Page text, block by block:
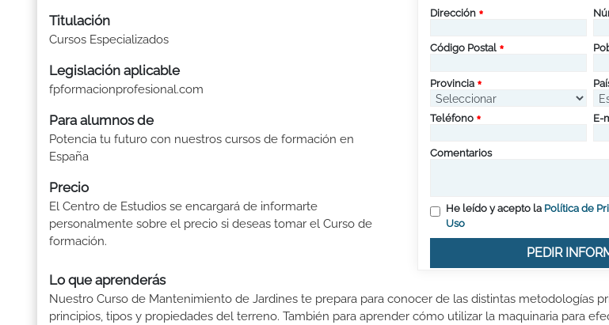
Titulación
Cursos Especializados
Legislación aplicable
fpformacionprofesional.com
Para alumnos de
Potencia tu futuro con nuestros cursos de formación en
España
Precio
El Centro de Estudios se encargará de informarte
personalmente sobre el precio si deseas tomar el Curso de
formación.
Dirección
Código Postal
Provincia
Teléfono E-
Comentarios
He leído y acepto la Política de
Uso
PEDIR
Lo que aprenderás
Nuestro Curso de Mantenimiento de Jardines te prepara para conocer de las distintas metodologías
principios, tipos y propiedades del terreno. También para aprender cómo utilizar la maquinaria para